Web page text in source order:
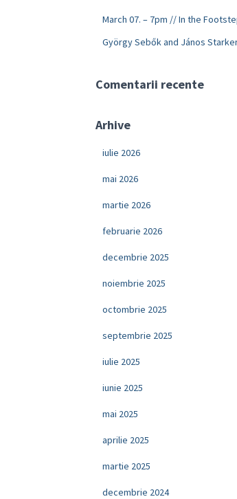
March 07. – 7pm // In the
György Sebők and János
Comentarii recente
Arhive
iulie 2026
mai 2026
martie 2026
februarie 2026
decembrie 2025
noiembrie 2025
octombrie 2025
septembrie 2025
iulie 2025
iunie 2025
mai 2025
aprilie 2025
martie 2025
decembrie 2024